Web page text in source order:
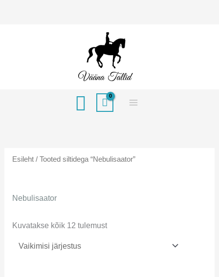
Search
Esileht / Tooted siltidega “Nebulisaator”
Nebulisaator
Kuvatakse kõik 12 tulemust